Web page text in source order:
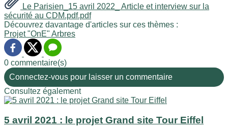
Le Parisien_15 avril 2022_ Article et interview sur la
sécurité au CDM.pdf.pdf
Découvrez davantage d'articles sur ces thèmes :
Projet "OnE" Arbres
0 commentaire(s)
Connectez-vous pour laisser un commentaire
Consultez également
5 avril 2021 : le projet Grand site Tour Eiffel